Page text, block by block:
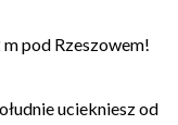
pod Rzeszowem!
uciekniesz od